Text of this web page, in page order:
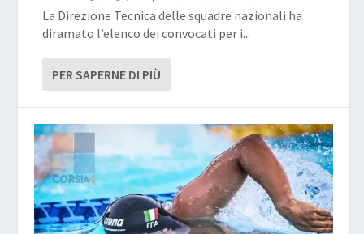
La Direzione Tecnica delle squadre nazionali ha
diramato l’elenco dei convocati per i...
PER SAPERNE DI PIÙ